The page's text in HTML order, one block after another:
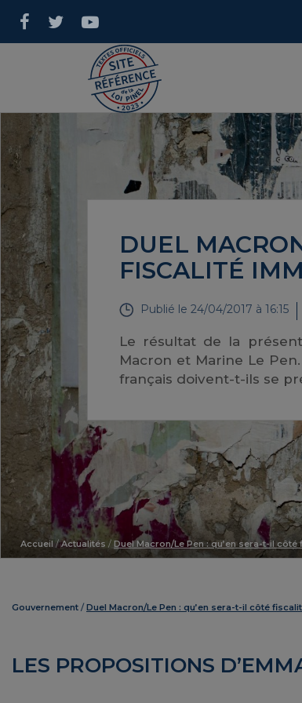
DUEL
FISCALITÉ
Publié le 24/04/2017 à 16:15
Le résultat de la
Macron et Marine Le
français doivent-t-ils se
Accueil /Actualités / Duel Macron/Le Pen : qu’en sera-t-il
Gouvernement Duel Macron/Le Pen : qu’en sera-t-il côté
LES PROPOSITIONS